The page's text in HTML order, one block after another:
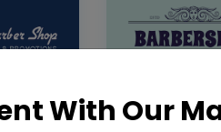
With Our